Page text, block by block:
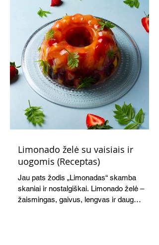
Limonado želė su vaisiais ir
uogomis (Receptas)
Jau pats žodis „Limonadas“ skamba
skaniai ir nostalgiškai. Limonado želė –
žaismingas, gaivus, lengvas ir daug